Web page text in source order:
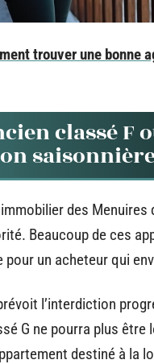
trouver une bonne
classé F
des
Beaucoup de ces
pour un acheteur qui
l’interdiction
G ne pourra plus
destiné à la